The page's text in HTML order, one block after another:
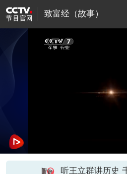
致富经（故事）
听王立群讲历史